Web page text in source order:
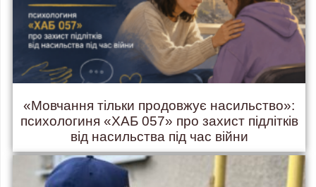
«Мовчання тільки продовжує насильство»:
психологиня «ХАБ 057» про захист підлітків
від насильства під час війни